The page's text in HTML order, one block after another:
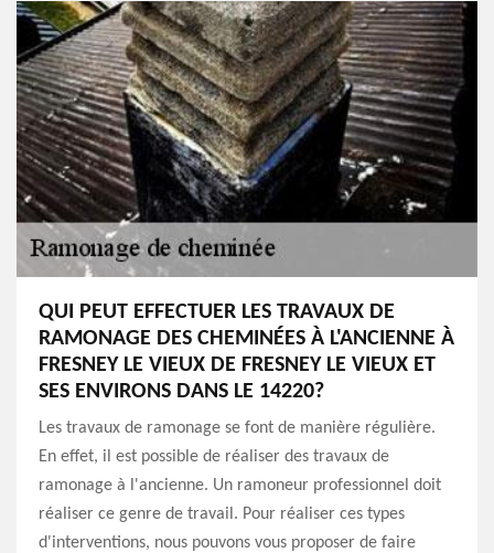
QUI PEUT EFFECTUER LES TRAVAUX DE
RAMONAGE DES CHEMINÉES À L'ANCIENNE À
FRESNEY LE VIEUX DE FRESNEY LE VIEUX ET
SES ENVIRONS DANS LE 14220?
Les travaux de ramonage se font de manière régulière.
En effet, il est possible de réaliser des travaux de
ramonage à l'ancienne. Un ramoneur professionnel doit
réaliser ce genre de travail. Pour réaliser ces types
d'interventions, nous pouvons vous proposer de faire